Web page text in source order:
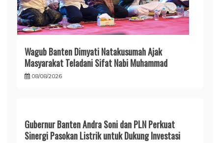
Wagub Banten Dimyati Natakusumah Ajak
Masyarakat Teladani Sifat Nabi Muhammad
08/08/2026
Gubernur Banten Andra Soni dan PLN Perkuat
Sinergi Pasokan Listrik untuk Dukung Investasi